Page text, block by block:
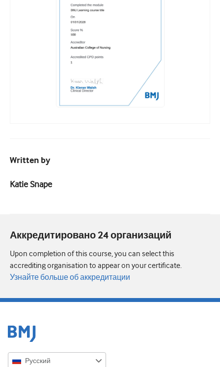
Written by
Katie Snape
Аккредитировано 24 организаций
Upon completion of this course, you can select this
accrediting organisation to appear on your certificate.
Узнайте больше об аккредитации
Русский